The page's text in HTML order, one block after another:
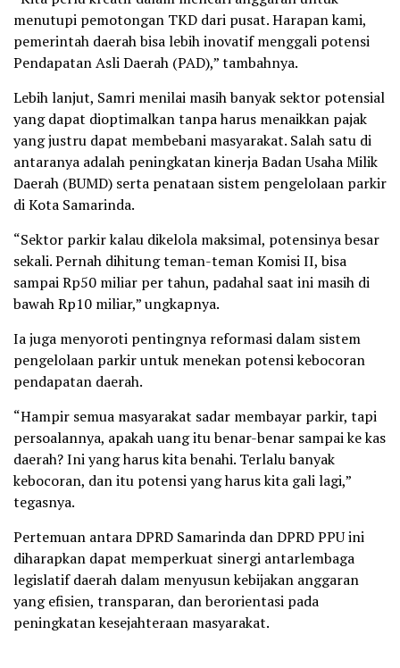
menutupi pemotongan TKD dari pusat. Harapan kami,
pemerintah daerah bisa lebih inovatif menggali potensi
Pendapatan Asli Daerah (PAD),” tambahnya.
Lebih lanjut, Samri menilai masih banyak sektor potensial
yang dapat dioptimalkan tanpa harus menaikkan pajak
yang justru dapat membebani masyarakat. Salah satu di
antaranya adalah peningkatan kinerja Badan Usaha Milik
Daerah (BUMD) serta penataan sistem pengelolaan parkir
di Kota Samarinda.
“Sektor parkir kalau dikelola maksimal, potensinya besar
sekali. Pernah dihitung teman-teman Komisi II, bisa
sampai Rp50 miliar per tahun, padahal saat ini masih di
bawah Rp10 miliar,” ungkapnya.
Ia juga menyoroti pentingnya reformasi dalam sistem
pengelolaan parkir untuk menekan potensi kebocoran
pendapatan daerah.
“Hampir semua masyarakat sadar membayar parkir, tapi
persoalannya, apakah uang itu benar-benar sampai ke kas
daerah? Ini yang harus kita benahi. Terlalu banyak
kebocoran, dan itu potensi yang harus kita gali lagi,”
tegasnya.
Pertemuan antara DPRD Samarinda dan DPRD PPU ini
diharapkan dapat memperkuat sinergi antarlembaga
legislatif daerah dalam menyusun kebijakan anggaran
yang efisien, transparan, dan berorientasi pada
peningkatan kesejahteraan masyarakat.